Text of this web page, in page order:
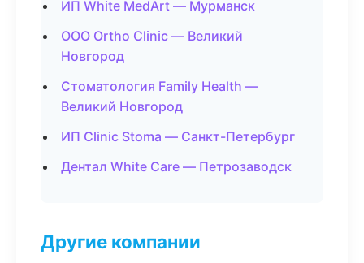
ИП White MedArt — Мурманск
ООО Ortho Clinic — Великий
Новгород
Стоматология Family Health —
Великий Новгород
ИП Clinic Stoma — Санкт-Петербург
Дентал White Care — Петрозаводск
Другие компании